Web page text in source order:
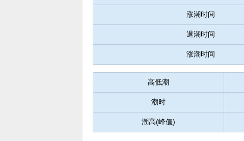
涨潮时间
退潮时间
涨潮时间
高低潮
潮时
潮高(峰值)